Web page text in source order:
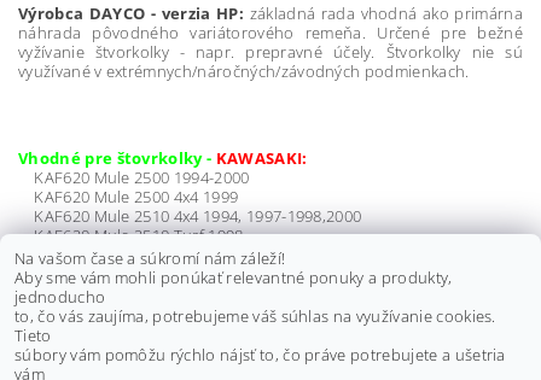
Výrobca DAYCO - verzia HP: základná rada vhodná ako primárna
náhrada pôvodného variátorového remeňa. Určené pre bežné
vyžívanie štvorkolky - napr. prepravné účely. Štvorkolky nie sú
využívané v extrémnych/náročných/závodných podmienkach.
Vhodné pre štovrkolky - KAWASAKI:
KAF620 Mule 2500 1994-2000
KAF620 Mule 2500 4x4 1999
KAF620 Mule 2510 4x4 1994, 1997-1998,2000
KAF620 Mule 2510 Turf 1998
KAF620 Mule 2520 Turf 1995-1996, 1999-2000
KAF920 Mule 2510 Diesel 2002
KAF950 Mule 2510 Diesel 2000-2001
Na vašom čase a súkromí nám záleží!
Aby sme vám mohli ponúkať relevantné ponuky a produkty,
jednoducho
to, čo vás zaujíma, potrebujeme váš súhlas na využívanie cookies.
Tieto
súbory vám pomôžu rýchlo nájsť to, čo práve potrebujete a ušetria
vám